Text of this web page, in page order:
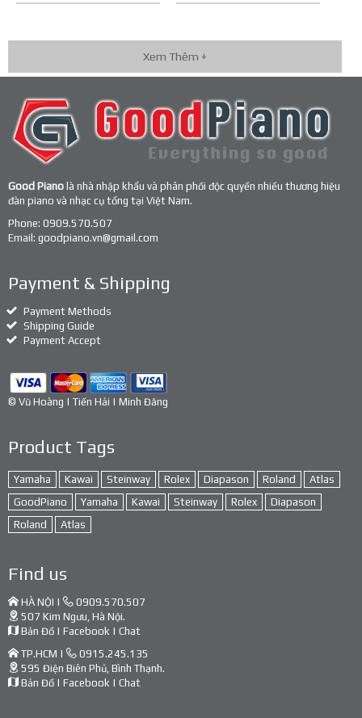
Xem Thêm +
Good Piano là nhà nhập khẩu và phân phối độc quyền nhiều thương hiệu
đàn piano và nhạc cụ tổng tại Việt Nam.
Phone: 0909.570.507
Email: goodpiano.vn@gmail.com
Payment & Shipping
Payment Methods
Shipping Guide
Payment Accept
© Vũ Hoàng | Tiến Hải | Minh Đăng
Product Tags
Yamaha Kawai Steinway Rolex Diapason Roland
Atlas
GoodPiano
Yamaha Kawai Steinway Rolex
Diapason
Roland
Atlas
Find us
HÀ NỘI |
0909.570.507
507 Kim Ngưu, Hà Nội.
Bản Đồ | Facebook | Chat
TP.HCM |
0915.245.135
595 Điện Biên Phủ, Bình Thạnh.
Bản Đồ | Facebook | Chat